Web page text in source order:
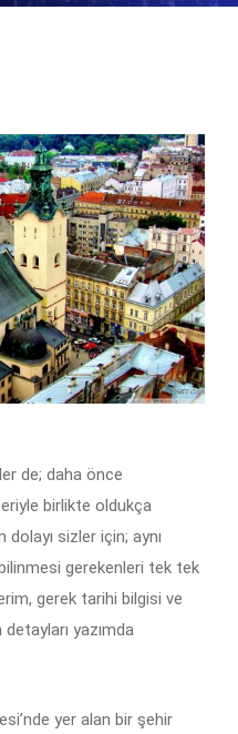
de; daha önce
birlikte oldukça
sizler için; aynı
gerekenleri tek tek
gerek tarihi bilgisi ve
yazımda
yer alan bir şehir